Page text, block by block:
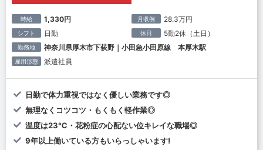
時給 1,330円 月収例 28.3万円
シフト 日勤 休日 5勤2休（土日）
勤務地 神奈川県厚木市下荻野｜小田急小田原線 本厚木駅
雇用形態 派遣社員
日勤で体力重視ではなく優しい業務です◎
無理なくコツコツ・もくもく軽作業◎
温度は23℃・花粉症の心配ない位キレイな職場◎
9年以上働いている方もいらっしゃいます!